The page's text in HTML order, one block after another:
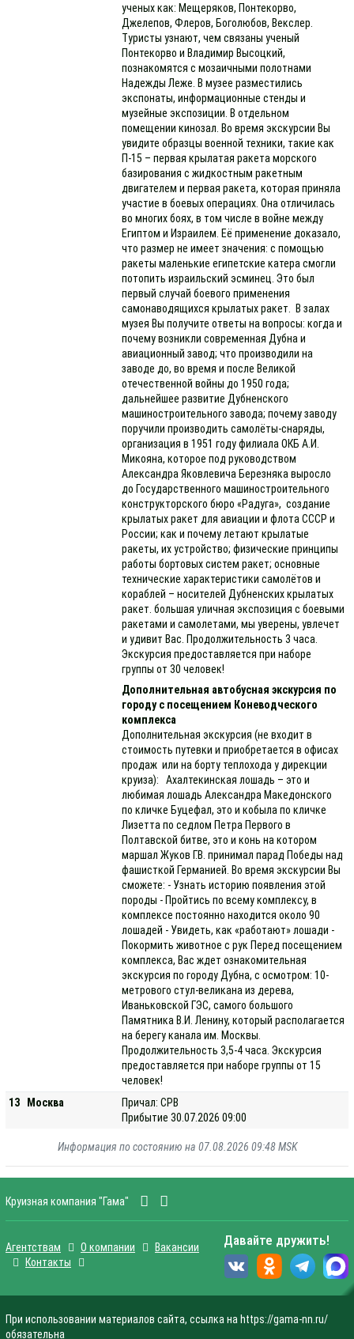
ученых как: Мещеряков, Понтекорво,
Джелепов, Флеров, Боголюбов, Векслер.
Туристы узнают, чем связаны ученый
Понтекорво и Владимир Высоцкий,
познакомятся с мозаичными полотнами
Надежды Леже. В музее разместились
экспонаты, информационные стенды и
музейные экспозиции. В отдельном
помещении кинозал. Во время экскурсии Вы
увидите образцы военной техники, такие как
П-15 – первая крылатая ракета морского
базирования с жидкостным ракетным
двигателем и первая ракета, которая приняла
участие в боевых операциях. Она отличилась
во многих боях, в том числе в войне между
Египтом и Израилем. Её применение доказало,
что размер не имеет значения: с помощью
ракеты маленькие египетские катера смогли
потопить израильский эсминец. Это был
первый случай боевого применения
самонаводящихся крылатых ракет. В залах
музея Вы получите ответы на вопросы: когда и
почему возникли современная Дубна и
авиационный завод; что производили на
заводе до, во время и после Великой
отечественной войны до 1950 года;
дальнейшее развитие Дубненского
машиностроительного завода; почему заводу
поручили производить самолёты-снаряды,
организация в 1951 году филиала ОКБ А.И.
Микояна, которое под руководством
Александра Яковлевича Березняка выросло
до Государственного машиностроительного
конструкторского бюро «Радуга», создание
крылатых ракет для авиации и флота СССР и
России; как и почему летают крылатые
ракеты, их устройство; физические принципы
работы бортовых систем ракет; основные
технические характеристики самолётов и
кораблей – носителей Дубненских крылатых
ракет. большая уличная экспозиция с боевыми
ракетами и самолетами, мы уверены, увлечет
и удивит Вас. Продолжительность 3 часа.
Экскурсия предоставляется при наборе
группы от 30 человек!
Дополнительная автобусная экскурсия по
городу с посещением Коневодческого
комплекса
Дополнительная экскурсия (не входит в
стоимость путевки и приобретается в офисах
продаж или на борту теплохода у дирекции
круиза): Ахалтекинская лошадь – это и
любимая лошадь Александра Македонского
по кличке Буцефал, это и кобыла по кличке
Лизетта по седлом Петра Первого в
Полтавской битве, это и конь на котором
маршал Жуков Г.В. принимал парад Победы над
фашисткой Германией. Во время экскурсии Вы
сможете: - Узнать историю появления этой
породы - Пройтись по всему комплексу, в
комплексе постоянно находится около 90
лошадей - Увидеть, как «работают» лошади -
Покормить животное с рук Перед посещением
комплекса, Вас ждет ознакомительная
экскурсия по городу Дубна, с осмотром: 10-
метрового стул-великана из дерева,
Иваньковской ГЭС, самого большого
Памятника В.И. Ленину, который располагается
на берегу канала им. Москвы.
Продолжительность 3,5-4 часа. Экскурсия
предоставляется при наборе группы от 15
человек!
13
Москва
Причал: СРВ
Прибытие 30.07.2026 09:00
Информация по состоянию на 07.08.2026 09:48 MSK
Круизная компания "Гама"
Агентствам О компании
Вакансии
Контакты
Давайте дружить!
При использовании материалов сайта, ссылка на https://gama-nn.ru/
обязательна